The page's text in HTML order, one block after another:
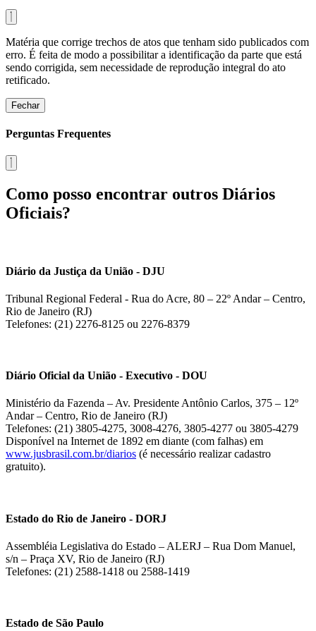
Matéria que corrige trechos de atos que tenham sido publicados com
erro. É feita de modo a possibilitar a identificação da parte que está
sendo corrigida, sem necessidade de reprodução integral do ato
retificado.
Fechar
Perguntas Frequentes
Como posso encontrar outros Diários
Oficiais?
Diário da Justiça da União - DJU
Tribunal Regional Federal - Rua do Acre, 80 – 22º Andar – Centro,
Rio de Janeiro (RJ)
Telefones: (21) 2276-8125 ou 2276-8379
Diário Oficial da União - Executivo - DOU
Ministério da Fazenda – Av. Presidente Antônio Carlos, 375 – 12º
Andar – Centro, Rio de Janeiro (RJ)
Telefones: (21) 3805-4275, 3008-4276, 3805-4277 ou 3805-4279
Disponível na Internet de 1892 em diante (com falhas) em
www.jusbrasil.com.br/diarios (é necessário realizar cadastro
gratuito).
Estado do Rio de Janeiro - DORJ
Assembléia Legislativa do Estado – ALERJ – Rua Dom Manuel,
s/n – Praça XV, Rio de Janeiro (RJ)
Telefones: (21) 2588-1418 ou 2588-1419
Estado de São Paulo